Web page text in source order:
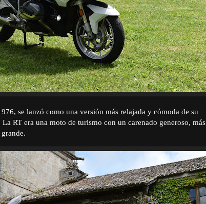
se lanzó como una versión más relajada y cómoda de su
RT era una moto de turismo con un carenado generoso, más